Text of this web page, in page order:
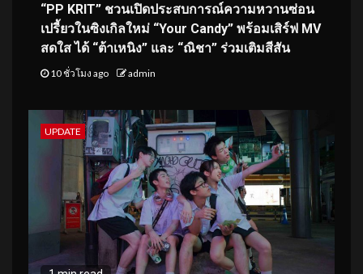
“PP KRIT” ชวนเปิดประสบการณ์ความหวานซ่อน
เปรี้ยวในซิงเกิลใหม่ “Your Candy” พร้อมเสิร์ฟ MV
สดใส ได้ “ต้าเหนิง” และ “ณิชา” ร่วมเติมสีสัน
10 ชั่วโมง ago admin
UPDATE